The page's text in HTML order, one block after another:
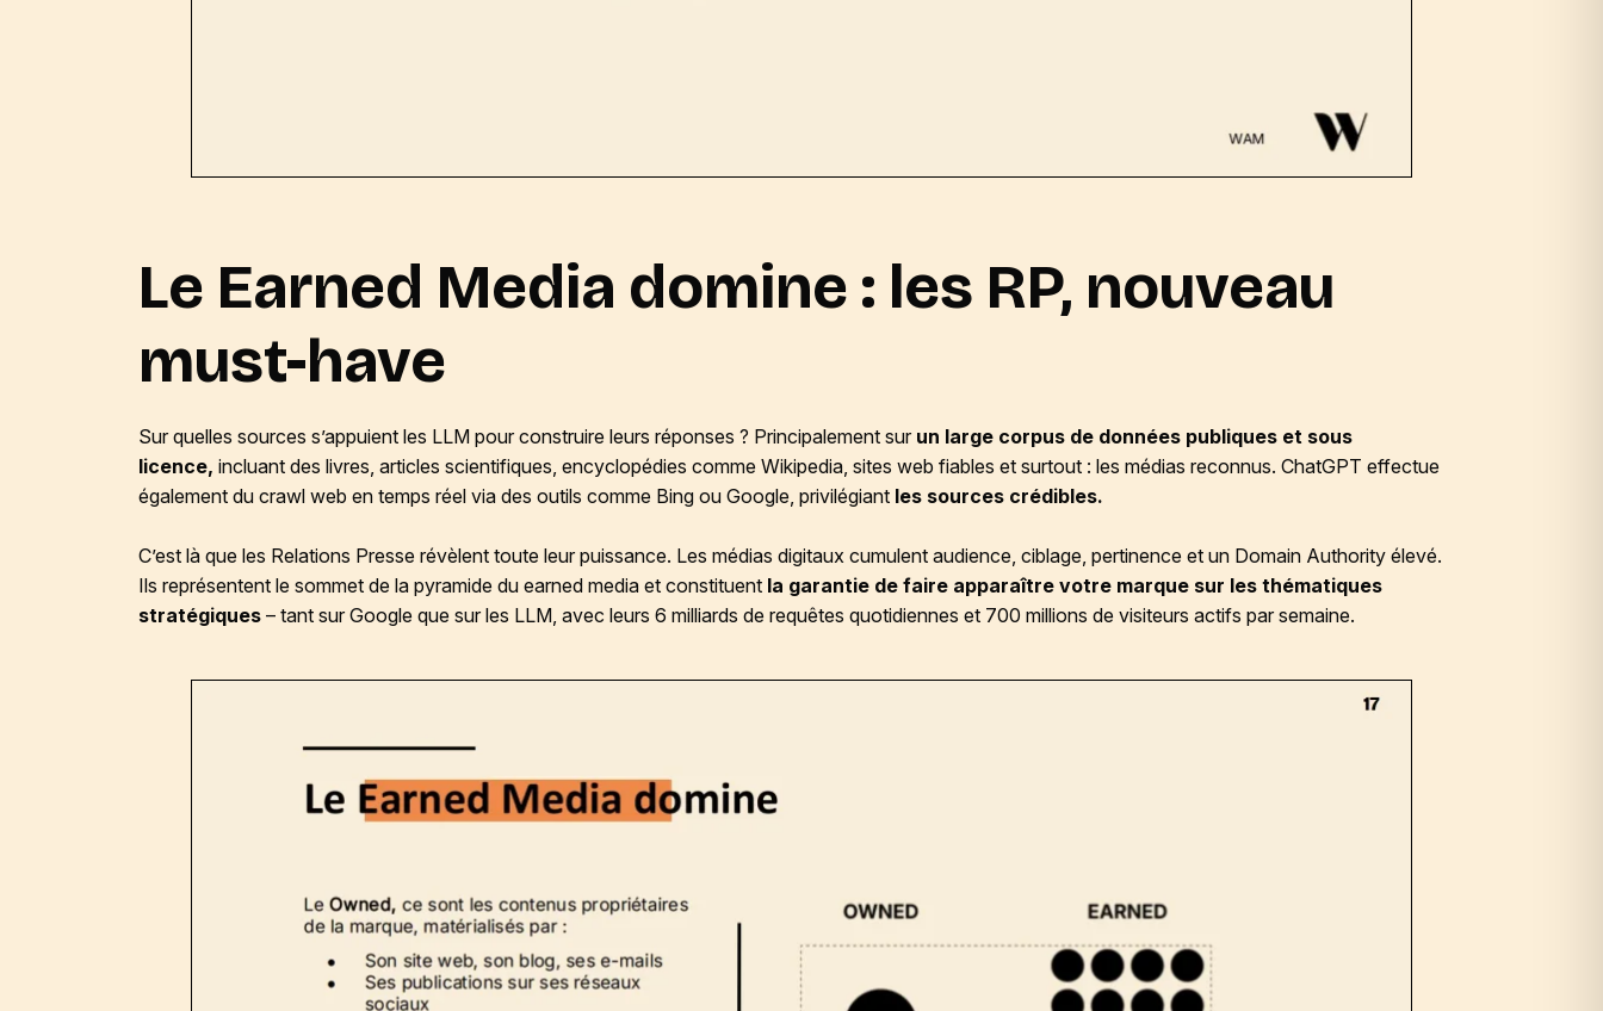
Le Earned Media domine : les RP, nouveau
must-have
Sur quelles sources s’appuient les LLM pour construire leurs réponses ? Principalement sur un large corpus de données publiques et sous
licence, incluant des livres, articles scientifiques, encyclopédies comme Wikipedia, sites web fiables et surtout : les médias reconnus. ChatGPT effectue
également du crawl web en temps réel via des outils comme Bing ou Google, privilégiant les sources crédibles.
C’est là que les Relations Presse révèlent toute leur puissance. Les médias digitaux cumulent audience, ciblage, pertinence et un Domain Authority élevé.
Ils représentent le sommet de la pyramide du earned media et constituent la garantie de faire apparaître votre marque sur les thématiques
stratégiques – tant sur Google que sur les LLM, avec leurs 6 milliards de requêtes quotidiennes et 700 millions de visiteurs actifs par semaine.